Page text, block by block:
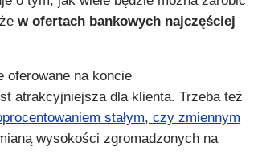
żew ofertach bankowych najczęściej
oferowane na koncie
atrakcyjniejsza dla klienta. Trzeba też
stałym, czy zmiennym
wysokości zgromadzonych na